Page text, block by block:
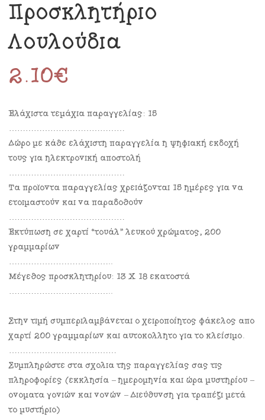
Προσκλητήριο
Λουλούδια
2.10€
Ελάχιστα τεμάχια παραγγελίας: 15
……………………………………
Δώρο με κάθε ελάχιστη παραγγελία η ψηφιακή εκδοχή
τους για ηλεκτρονική αποστολή
……………………………………
Τα προϊόντα παραγγελίας χρειάζονται 15 ημέρες για να
ετοιμαστούν και να παραδοθούν
……………………………………
Εκτύπωση σε χαρτί “τουάλ” λευκού χρώματος, 200
γραμμαρίων
………………………………..
Μέγεθος προσκλητηρίου: 13 Χ 18 εκατοστά
………………………………..
Στην τιμή συμπεριλαμβάνεται ο χειροποίητος φάκελος από
χαρτί 200 γραμμαρίων και αυτοκόλλητο για το κλείσιμο.
…………………………………
Συμπληρώστε στα σχόλια της παραγγελίας σας τις
πληροφορίες (εκκλησία – ημερομηνία και ώρα μυστηρίου –
ονόματα γονιών και νονών – Διεύθυνση για τραπέζι μετά
το μυστήριο)